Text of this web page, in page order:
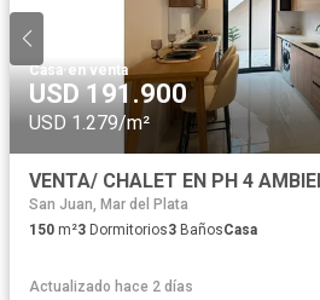
Casa ·en venta
USD 191.900
USD 1.279/m²
San Juan, Mar del Plata
150 m²3 Dormitorios3 BañosCasa
Actualizado hace 2 días